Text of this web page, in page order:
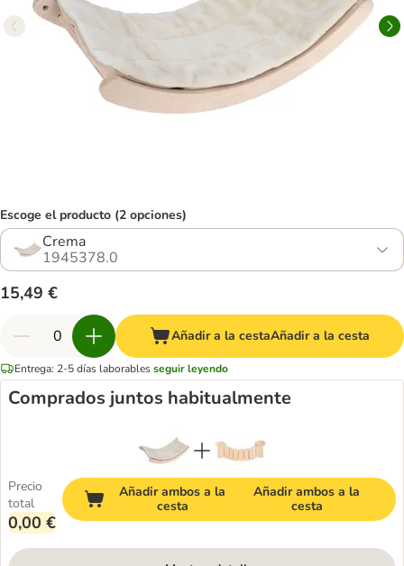
Escoge el producto (2 opciones)
Crema
1945378.0
15,49 €
Añadir a la cestaAñadir a la cesta
Entrega: 2-5 días laborablesseguir leyendo
Comprados juntos habitualmente
Precio
total
0,00 €
Añadir ambos a la
cesta
Añadir ambos a la
cesta